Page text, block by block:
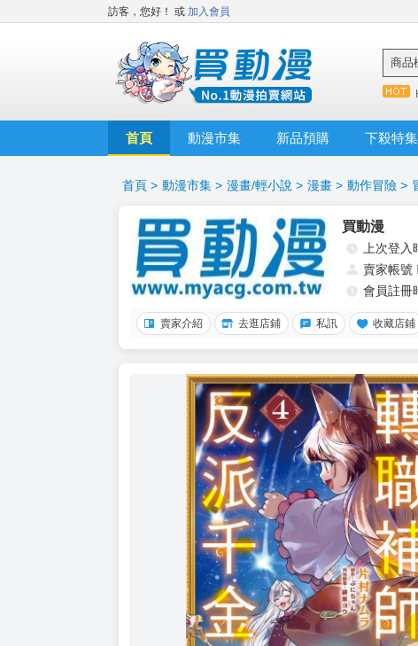
訪客，您好！ 或 加入會員
商品
首頁 動漫市集 新品預購 下殺特集
首頁 > 動漫市集 > 漫畫/輕小說 > 漫畫 > 動作冒險 >
買動漫
上次登入
賣家帳號
會員註冊
賣家介紹 去逛店鋪 私訊 收藏店鋪